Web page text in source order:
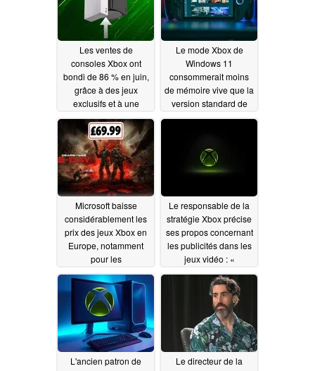
Les ventes de
consoles Xbox ont
bondi de 86 % en juin,
grâce à des jeux
exclusifs et à une
hausse des prix
07/23/2026
Le mode Xbox de
Windows 11
consommerait moins
de mémoire vive que la
version standard de
Windows 11, mais cela
performances de jeu
06/16/2026
Microsoft baisse
considérablement les
prix des jeux Xbox en
Europe, notamment
pour les
précommandes de
Gears of War : E-Day
06/16/2026
Le responsable de la
stratégie Xbox précise
ses propos concernant
les publicités dans les
jeux vidéo : «
Interrompre
l'expérience de jeu
serait néfaste »
06/16/2026
L'ancien patron de
Le directeur de la